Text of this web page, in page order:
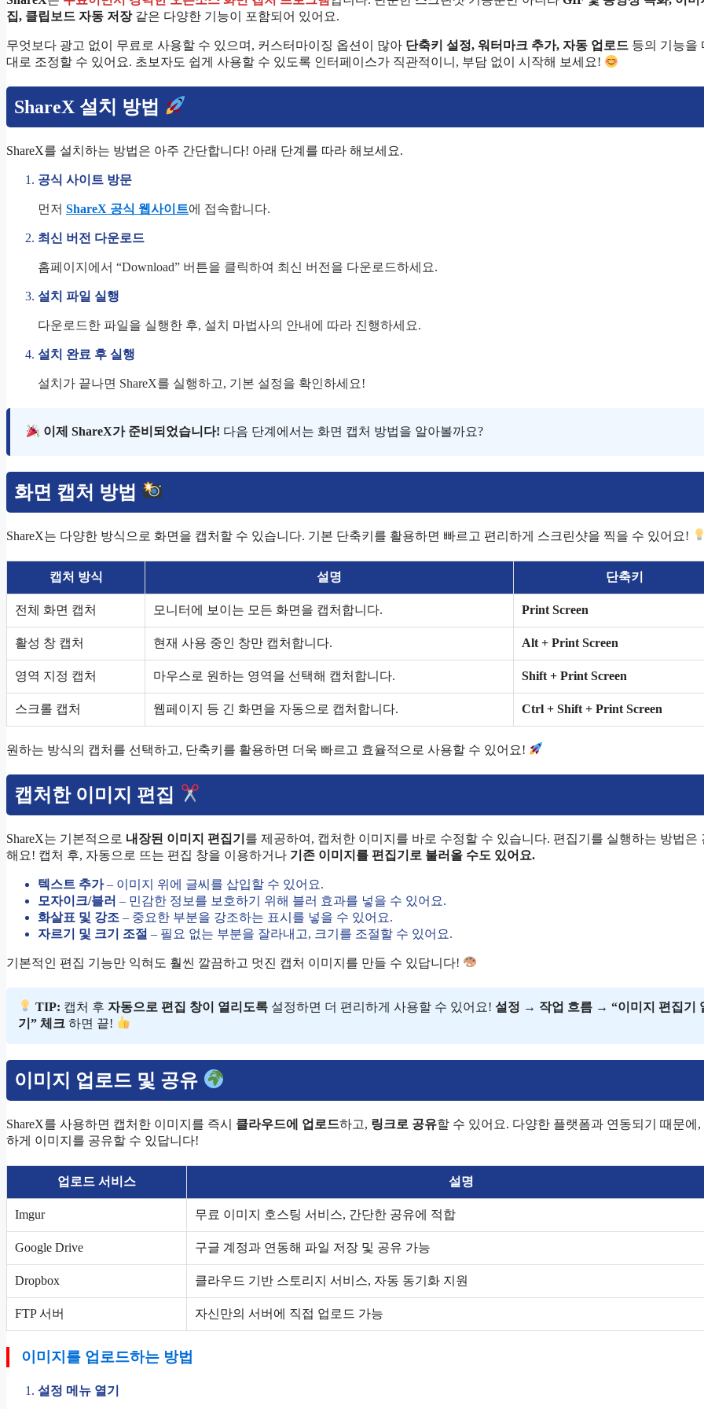
집, 클립보드 자동 저장같은 다양한 기능이 포함되어 있어요.
무엇보다 광고 없이 무료로 사용할 수 있으며, 커스터마이징 옵션이 많아 단축키 설정, 워터마크 추가, 자동 업로드 등의 기능을
대로 조정할 수 있어요. 초보자도 쉽게 사용할 수 있도록 인터페이스가 직관적이니, 부담 없이 시작해 보세요!
ShareX 설치 방법
ShareX를 설치하는 방법은 아주 간단합니다! 아래 단계를 따라 해보세요.
공식 사이트 방문
먼저 ShareX 공식 웹사이트에 접속합니다.
최신 버전 다운로드
홈페이지에서 “Download” 버튼을 클릭하여 최신 버전을 다운로드하세요.
설치 파일 실행
다운로드한 파일을 실행한 후, 설치 마법사의 안내에 따라 진행하세요.
설치 완료 후 실행
설치가 끝나면 ShareX를 실행하고, 기본 설정을 확인하세요!
이제 ShareX가 준비되었습니다! 다음 단계에서는 화면 캡처 방법을 알아볼까요?
화면 캡처 방법
ShareX는 다양한 방식으로 화면을 캡처할 수 있습니다. 기본 단축키를 활용하면 빠르고 편리하게 스크린샷을 찍을 수 있어요!
캡처 방식 설명 단축키
전체 화면 캡처 모니터에 보이는 모든 화면을 캡처합니다. Print Screen
활성 창 캡처 현재 사용 중인 창만 캡처합니다. Alt + Print Screen
영역 지정 캡처 마우스로 원하는 영역을 선택해 캡처합니다. Shift + Print Screen
스크롤 캡처 웹페이지 등 긴 화면을 자동으로 캡처합니다. Ctrl + Shift + Print Screen
원하는 방식의 캡처를 선택하고, 단축키를 활용하면 더욱 빠르고 효율적으로 사용할 수 있어요!
캡처한 이미지 편집
ShareX는 기본적으로 내장된 이미지 편집기 를 제공하여, 캡처한 이미지를 바로 수정할 수 있습니다. 편집기를 실행하는 방법은
해요! 캡처 후, 자동으로 뜨는 편집 창을 이용하거나 기존 이미지를 편집기로 불러올 수도 있어요.
텍스트 추가– 이미지 위에 글씨를 삽입할 수 있어요.
모자이크/블러 – 민감한 정보를 보호하기 위해 블러 효과를 넣을 수 있어요.
화살표 및 강조 – 중요한 부분을 강조하는 표시를 넣을 수 있어요.
자르기 및 크기 조절 – 필요 없는 부분을 잘라내고, 크기를 조절할 수 있어요.
기본적인 편집 기능만 익혀도 훨씬 깔끔하고 멋진 캡처 이미지를 만들 수 있답니다!
TIP: 캡처 후자동으로 편집 창이 열리도록 설정하면 더 편리하게 사용할 수 있어요!설정 → 작업 흐름 → “이미지 편집기
기” 체크 하면 끝!
이미지 업로드 및 공유
ShareX를 사용하면 캡처한 이미지를 즉시 클라우드에 업로드하고, 링크로 공유할 수 있어요. 다양한 플랫폼과 연동되기 때문에,
하게 이미지를 공유할 수 있답니다!
업로드 서비스 설명
Imgur 무료 이미지 호스팅 서비스, 간단한 공유에 적합
Google Drive 구글 계정과 연동해 파일 저장 및 공유 가능
Dropbox 클라우드 기반 스토리지 서비스, 자동 동기화 지원
FTP 서버 자신만의 서버에 직접 업로드 가능
이미지를 업로드하는 방법
설정 메뉴 열기